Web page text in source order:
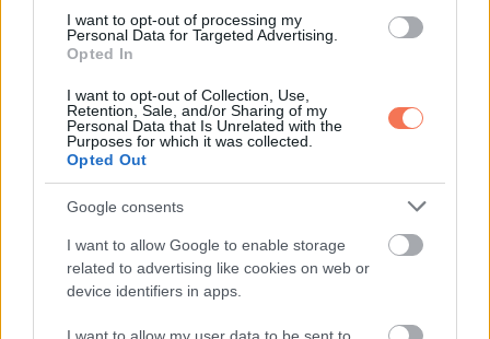
I want to opt-out of processing my
Personal Data for Targeted Advertising.
Opted In
I want to opt-out of Collection, Use,
Retention, Sale, and/or Sharing of my
Personal Data that Is Unrelated with the
Purposes for which it was collected.
Opted Out
Google consents
I want to allow Google to enable storage
related to advertising like cookies on web or
device identifiers in apps.
számára egyedi pillanatokat teremt. Az új élmények
keresése mellett fontos, hogy a közösen eltöltött idő
Most adj magadnak egy kis szünetet a napi rutinból, és
élvezd a varázslatos pillanatokat. A karácsony ideális
időszak arra, hogy feltöltődj, és olyan emlékeket gyűjts,
amik egész évben erőt adnak.
Hét év szerencse vár, ha kedvelés és a sok szerencsét
beírása után gördítesz lejjebb!